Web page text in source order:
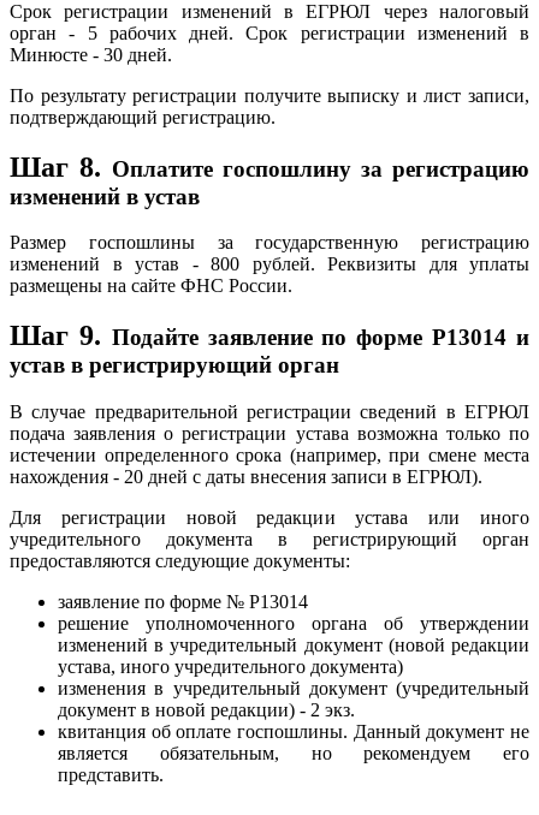
Срок регистрации изменений в ЕГРЮЛ через налоговый
орган - 5 рабочих дней. Срок регистрации изменений в
Минюсте - 30 дней.
По результату регистрации получите выписку и лист записи,
подтверждающий регистрацию.
Шаг 8. Оплатите госпошлину за регистрацию
изменений в устав
Размер госпошлины за государственную регистрацию
изменений в устав - 800 рублей. Реквизиты для уплаты
размещены на сайте ФНС России.
Шаг 9. Подайте заявление по форме Р13014 и
устав в регистрирующий орган
В случае предварительной регистрации сведений в ЕГРЮЛ
подача заявления о регистрации устава возможна только по
истечении определенного срока (например, при смене места
нахождения - 20 дней с даты внесения записи в ЕГРЮЛ).
Для регистрации новой редакции устава или иного
учредительного документа в регистрирующий орган
предоставляются следующие документы:
заявление по форме № Р13014
решение уполномоченного органа об утверждении
изменений в учредительный документ (новой редакции
устава, иного учредительного документа)
изменения в учредительный документ (учредительный
документ в новой редакции) - 2 экз.
квитанция об оплате госпошлины. Данный документ не
является обязательным, но рекомендуем его
представить.